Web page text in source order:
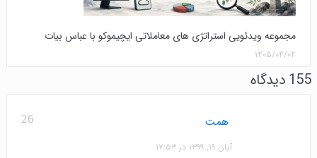
مجموعه ویدئویی استراتژی های معاملاتی ایچیموکو با عباس بیات
۱۴۰۵/۰۴/۰۴
155 دیدگاه
26 همت
آبان ۱۹, ۱۳۹۹ در ۱۷:۵۳